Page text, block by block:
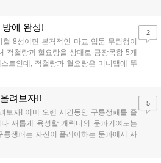
에 완성!
8성이면 본격적인 마교 입문 무림행이
적철랑과 혈요랑을 상대로 금장목함 5개
트인데, 적철랑과 혈요랑은 미니맵에 뚜
...
2
려보자!!
보자! 이미 오랜 시간동안 구룡쟁패를 즐
새롭게 육성할 캐릭터의 문파기여도는
쟁패는 자신이 플레이하는 문파에서 사
5